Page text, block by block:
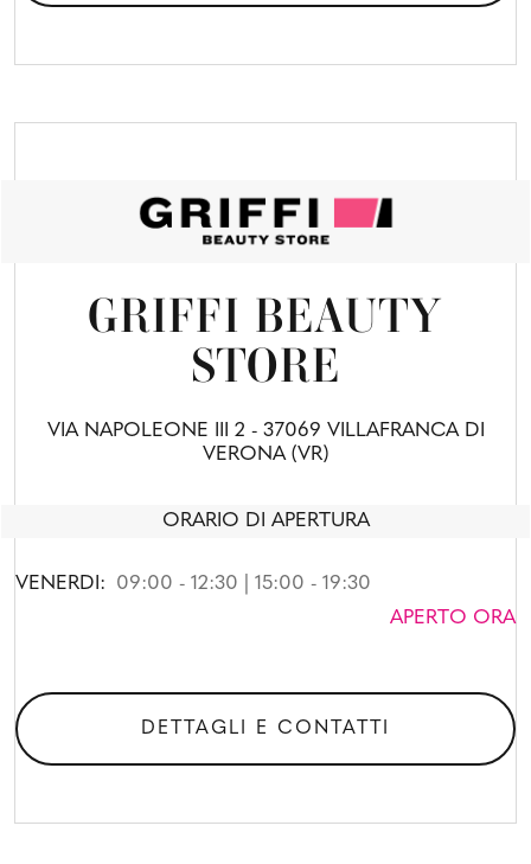
GRIFFI BEAUTY
STORE
VIA NAPOLEONE III 2 - 37069 VILLAFRANCA DI
VERONA (VR)
ORARIO DI APERTURA
VENERDI:
09:00 - 12:30 | 15:00 - 19:30
APERTO ORA
DETTAGLI E CONTATTI